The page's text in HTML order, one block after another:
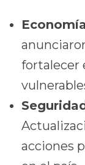
fortalecer
acciones